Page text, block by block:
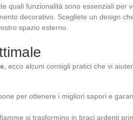
quali funzionalità sono essenziali per
decorativo. Scegliete un design
spazio esterno.
, ecco alcuni consigli pratici che vi
per ottenere i migliori sapori e
si trasformino in braci ardenti